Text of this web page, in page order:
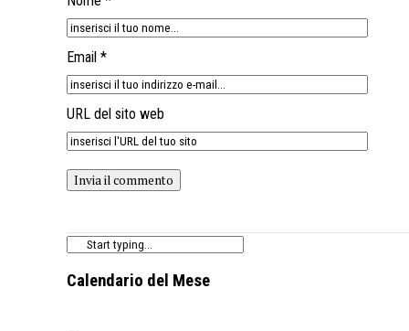
Email *
URL del sito web
Calendario del Mese